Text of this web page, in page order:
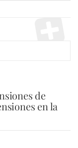
de
en la